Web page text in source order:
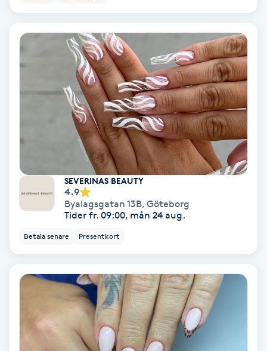
Hot Stone Massage
Hudföryngring
Huduppstramning
Hudvård
Hyaluronsyra
Hyperhidros
Hypnos
Hårborttagning
Hårbottenbehandling
SEVERINAS BEAUTY
4.9
Byalagsgatan 13B, Göteborg
Tider fr. 09:00, mån 24 aug.
Betala senare Presentkort